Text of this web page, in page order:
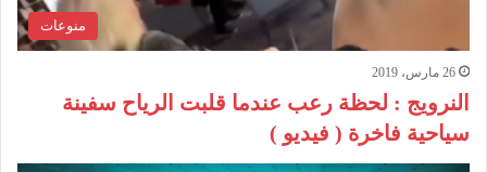
منوعات
26 مارس، 2019
النرويج : لحظة رعب عندما قلبت الرياح سفينة
سياحية فاخرة ( فيديو )